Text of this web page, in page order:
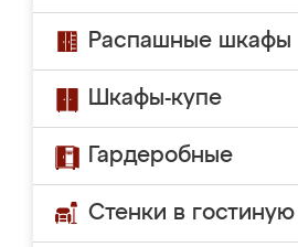
Распашные шкафы
Шкафы-купе
Гардеробные
Стенки в гостиную